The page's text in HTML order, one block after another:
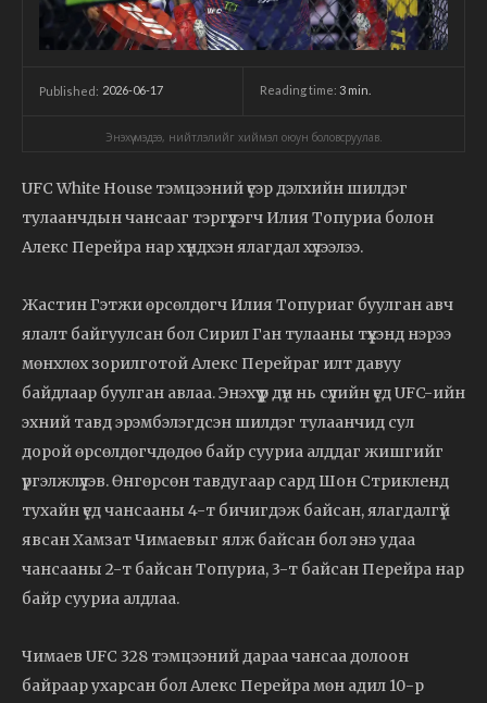
Published: 2026-06-17 Reading time: 3 min.
Энэхүү мэдээ, нийтлэлийг хиймэл оюун боловсруулав.
UFC White House тэмцээний үеэр дэлхийн шилдэг
тулаанчдын чансааг тэргүүлэгч Илия Топуриа болон
Алекс Перейра нар хүндхэн ялагдал хүлээлээ.
Жастин Гэтжи өрсөлдөгч Илия Топуриаг буулган авч
ялалт байгуулсан бол Сирил Ган тулааны түүхэнд нэрээ
мөнхлөх зорилготой Алекс Перейраг илт давуу
байдлаар буулган авлаа. Энэхүү үр дүн нь сүүлийн үед UFC-ийн
эхний тавд эрэмбэлэгдсэн шилдэг тулаанчид сул
дорой өрсөлдөгчдөдөө байр сууриа алддаг жишгийг
үргэлжлүүлэв. Өнгөрсөн тавдугаар сард Шон Стрикленд
тухайн үед чансааны 4-т бичигдэж байсан, ялагдалгүй
явсан Хамзат Чимаевыг ялж байсан бол энэ удаа
чансааны 2-т байсан Топуриа, 3-т байсан Перейра нар
байр сууриа алдлаа.
Чимаев UFC 328 тэмцээний дараа чансаа долоон
байраар ухарсан бол Алекс Перейра мөн адил 10-р